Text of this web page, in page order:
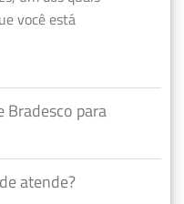
você está
Bradesco para
atende?